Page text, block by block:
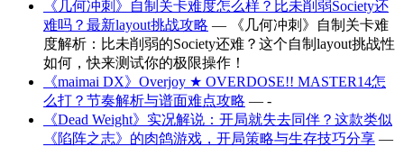
《几何冲刺》自制关卡难度怎么样？比未削弱Society还
难吗？最新layout挑战攻略 — 《几何冲刺》自制关卡难
度解析：比未削弱的Society还难？这个自制layout挑战性
如何，快来测试你的极限操作！
《maimai DX》Overjoy ★ OVERDOSE!! MASTER14怎
么打？节奏解析与谱面难点攻略 — -
《Dead Weight》实况解说：开局就失去同伴？这款类似
《陷阵之志》的肉鸽游戏，开局策略与生存技巧分享 —